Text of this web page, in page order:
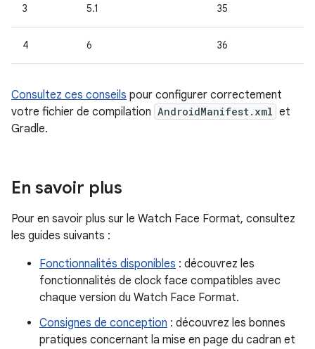
3 5.1 35
4 6 36
Consultez ces conseils pour configurer correctement
votre fichier de compilation AndroidManifest.xml et
Gradle.
En savoir plus
Pour en savoir plus sur le Watch Face Format, consultez
les guides suivants :
Fonctionnalités disponibles : découvrez les
fonctionnalités de clock face compatibles avec
chaque version du Watch Face Format.
Consignes de conception : découvrez les bonnes
pratiques concernant la mise en page du cadran et